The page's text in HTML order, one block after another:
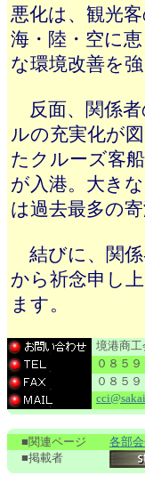
悪化は、観光
海・陸・空に
な環境改善を
反面、関係者
ルの充実化が
たクルーズ客
が入港。大き
は過去最多の
結びに、関係
から祈念申し
ます。
境港商
０８５
０８５
■関連ページ
各部
■掲載者